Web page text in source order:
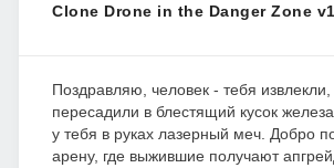
Clone Drone in the Danger Zone
Поздравляю, человек - тебя извлекли,
пересадили в блестящий кусок
у тебя в руках лазерный меч. Добро
арену, где выжившие получают